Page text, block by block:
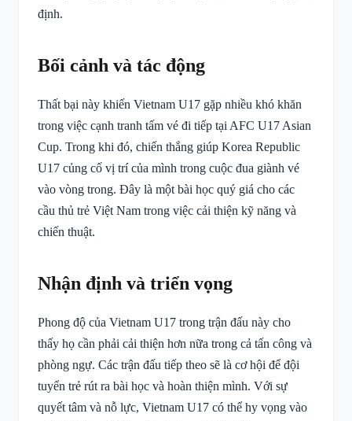
định.
Bối cảnh và tác động
Thất bại này khiến Vietnam U17 gặp nhiều khó khăn
trong việc cạnh tranh tấm vé đi tiếp tại AFC U17 Asian
Cup. Trong khi đó, chiến thắng giúp Korea Republic
U17 củng cố vị trí của mình trong cuộc đua giành vé
vào vòng trong. Đây là một bài học quý giá cho các
cầu thủ trẻ Việt Nam trong việc cải thiện kỹ năng và
chiến thuật.
Nhận định và triển vọng
Phong độ của Vietnam U17 trong trận đấu này cho
thấy họ cần phải cải thiện hơn nữa trong cả tấn công và
phòng ngự. Các trận đấu tiếp theo sẽ là cơ hội để đội
tuyển trẻ rút ra bài học và hoàn thiện mình. Với sự
quyết tâm và nỗ lực, Vietnam U17 có thể hy vọng vào